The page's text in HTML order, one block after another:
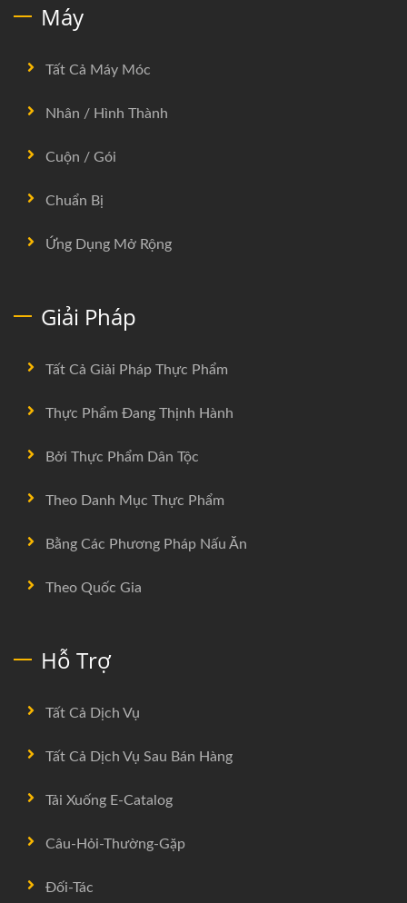
Máy
Tất Cả Máy Móc
Nhân / Hình Thành
Cuộn / Gói
Chuẩn Bị
Ứng Dụng Mở Rộng
Giải Pháp
Tất Cả Giải Pháp Thực Phẩm
Thực Phẩm Đang Thịnh Hành
Bởi Thực Phẩm Dân Tộc
Theo Danh Mục Thực Phẩm
Bằng Các Phương Pháp Nấu Ăn
Theo Quốc Gia
Hỗ Trợ
Tất Cả Dịch Vụ
Tất Cả Dịch Vụ Sau Bán Hàng
Tải Xuống E-Catalog
Câu-Hỏi-Thường-Gặp
Đối-Tác